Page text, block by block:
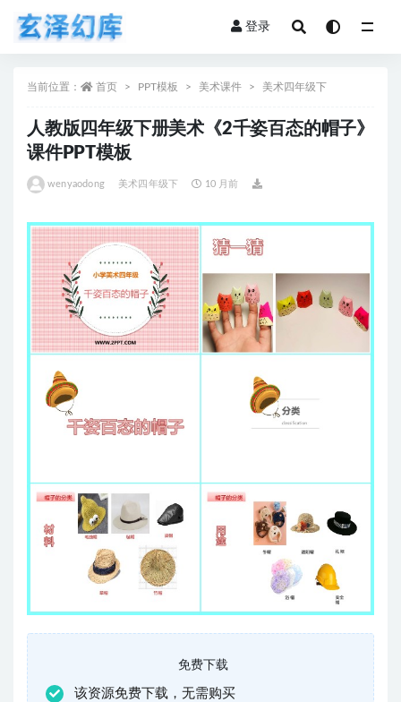
登录
当前位置： 首页 PPT模板 美术课件 美术四年级下
人教版四年级下册美术《2千姿百态的帽子》
课件PPT模板
wenyaodong 美术四年级下 10 月前
免费下载
该资源免费下载，无需购买